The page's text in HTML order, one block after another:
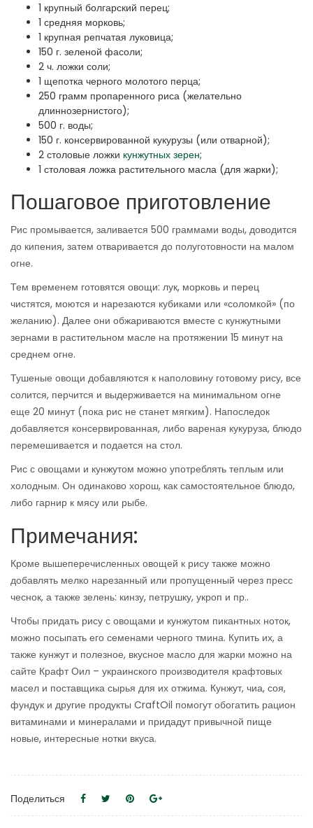
1 крупный болгарский перец;
1 средняя морковь;
1 крупная репчатая луковица;
150 г. зеленой фасоли;
2 ч. ложки соли;
1 щепотка черного молотого перца;
250 грамм пропаренного риса (желательно
длиннозернистого);
500 г. воды;
150 г. консервированной кукурузы (или отварной);
2 столовые ложки кунжутных зерен;
1 столовая ложка растительного масла (для жарки);
Пошаговое приготовление
Рис промывается, заливается 500 граммами воды, доводится
до кипения, затем отваривается до полуготовности на малом
огне.
Тем временем готовятся овощи: лук, морковь и перец
чистятся, моются и нарезаются кубиками или «соломкой» (по
желанию). Далее они обжариваются вместе с кунжутными
зернами в растительном масле на протяжении 15 минут на
среднем огне.
Тушеные овощи добавляются к наполовину готовому рису, все
солится, перчится и выдерживается на минимальном огне
еще 20 минут (пока рис не станет мягким). Напоследок
добавляется консервированная, либо вареная кукуруза, блюдо
перемешивается и подается на стол.
Рис с овощами и кунжутом можно употреблять теплым или
холодным. Он одинаково хорош, как самостоятельное блюдо,
либо гарнир к мясу или рыбе.
Примечания:
Кроме вышеперечисленных овощей к рису также можно
добавлять мелко нарезанный или пропущенный через пресс
чеснок, а также зелень: кинзу, петрушку, укроп и пр..
Чтобы придать рису с овощами и кунжутом пикантных ноток,
можно посыпать его семенами черного тмина. Купить их, а
также кунжут и полезное, вкусное масло для жарки можно на
сайте Крафт Оил – украинского производителя крафтовых
масел и поставщика сырья для их отжима. Кунжут, чиа, соя,
фундук и другие продукты CraftOil помогут обогатить рацион
витаминами и минералами и придадут привычной пище
новые, интересные нотки вкуса.
Поделиться